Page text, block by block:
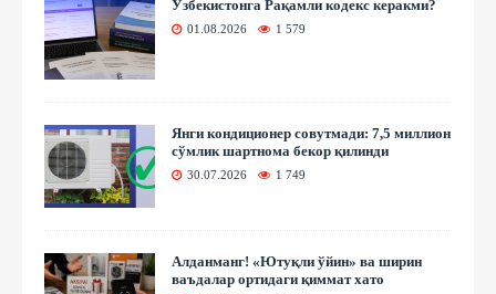
Ўзбекистонга Рақамли кодекс керакми?
01.08.2026 1 579
Янги кондиционер совутмади: 7,5 миллион
сўмлик шартнома бекор қилинди
30.07.2026 1 749
Алданманг! «Ютуқли ўйин» ва ширин
ваъдалар ортидаги қиммат хато